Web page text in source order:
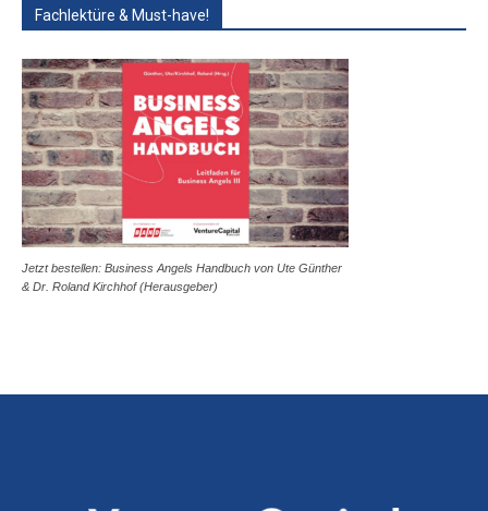
Fachlektüre & Must-have!
Jetzt bestellen: Business Angels Handbuch von Ute Günther
& Dr. Roland Kirchhof (Herausgeber)